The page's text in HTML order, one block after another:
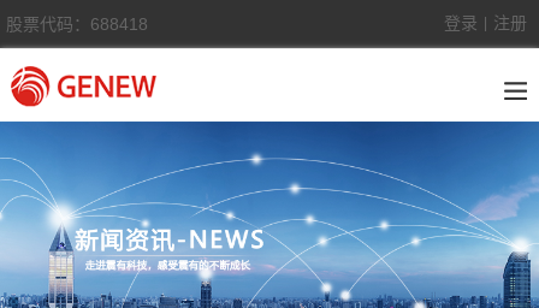
股票代码：688418 登录 注册